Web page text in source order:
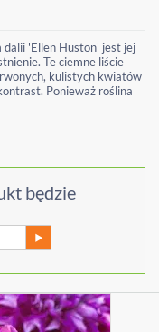
'Ellen Huston' jest jej
Te ciemne liście
kulistych kwiatów
Ponieważ roślina
będzie